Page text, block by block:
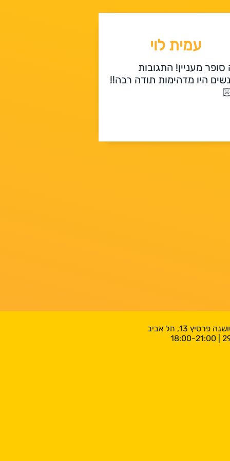
עמית לוי
סופר מעניין! התגובות
היו מדהימות תודה רבה!!
13, תל אביב